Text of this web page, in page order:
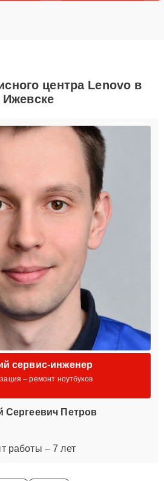
центра Lenovo в
Ижевске
сервис-инженер
– ремонт ноутбуков
Сергеевич Петров
работы – 7 лет